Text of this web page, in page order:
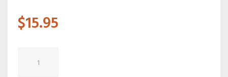
$15.95